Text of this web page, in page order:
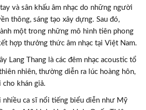
và sân khấu âm nhạc do những người
thông, sáng tạo xây dựng. Sau đó,
một trong những mô hình tiên phong
hợp thưởng thức âm nhạc tại Việt Nam.
Lang Thang là các đêm nhạc acoustic tổ
nhiên, thường diễn ra lúc hoàng hôn,
cho khán giả.
nhiều ca sĩ nổi tiếng biểu diễn như Mỹ